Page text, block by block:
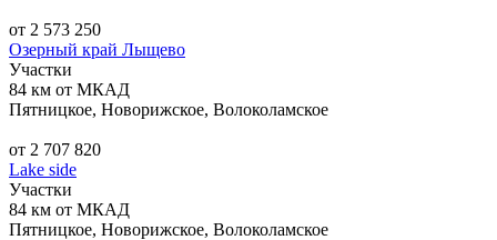
от 2 573 250
Озерный край Лыщево
Участки
84 км от МКАД
Пятницкое, Новорижское, Волоколамское
от 2 707 820
Lake side
Участки
84 км от МКАД
Пятницкое, Новорижское, Волоколамское